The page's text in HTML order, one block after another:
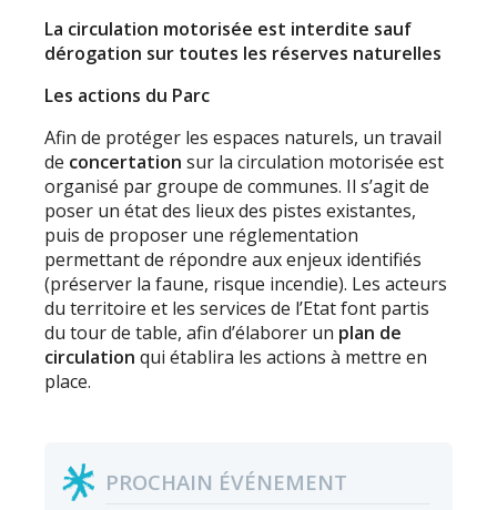
La circulation motorisée est interdite sauf
dérogation sur toutes les réserves naturelles
Les actions du Parc
Afin de protéger les espaces naturels, un travail
de concertation sur la circulation motorisée est
organisé par groupe de communes. Il s’agit de
poser un état des lieux des pistes existantes,
puis de proposer une réglementation
permettant de répondre aux enjeux identifiés
(préserver la faune, risque incendie). Les acteurs
du territoire et les services de l’Etat font partis
du tour de table, afin d’élaborer un plan de
circulation qui établira les actions à mettre en
place.
PROCHAIN ÉVÉNEMENT